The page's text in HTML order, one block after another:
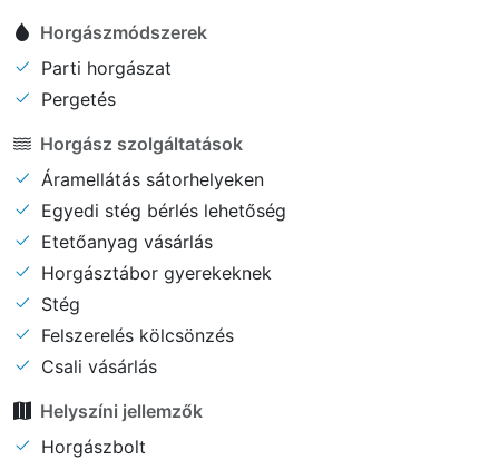
Horgászmódszerek
Parti horgászat
Pergetés
Horgász szolgáltatások
Áramellátás sátorhelyeken
Egyedi stég bérlés lehetőség
Etetőanyag vásárlás
Horgásztábor gyerekeknek
Stég
Felszerelés kölcsönzés
Csali vásárlás
Helyszíni jellemzők
Horgászbolt